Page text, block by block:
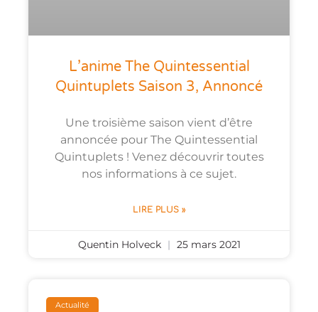
L’anime The Quintessential
Quintuplets Saison 3, Annoncé
Une troisième saison vient d’être
annoncée pour The Quintessential
Quintuplets ! Venez découvrir toutes
nos informations à ce sujet.
LIRE PLUS »
Quentin Holveck 25 mars 2021
Actualité